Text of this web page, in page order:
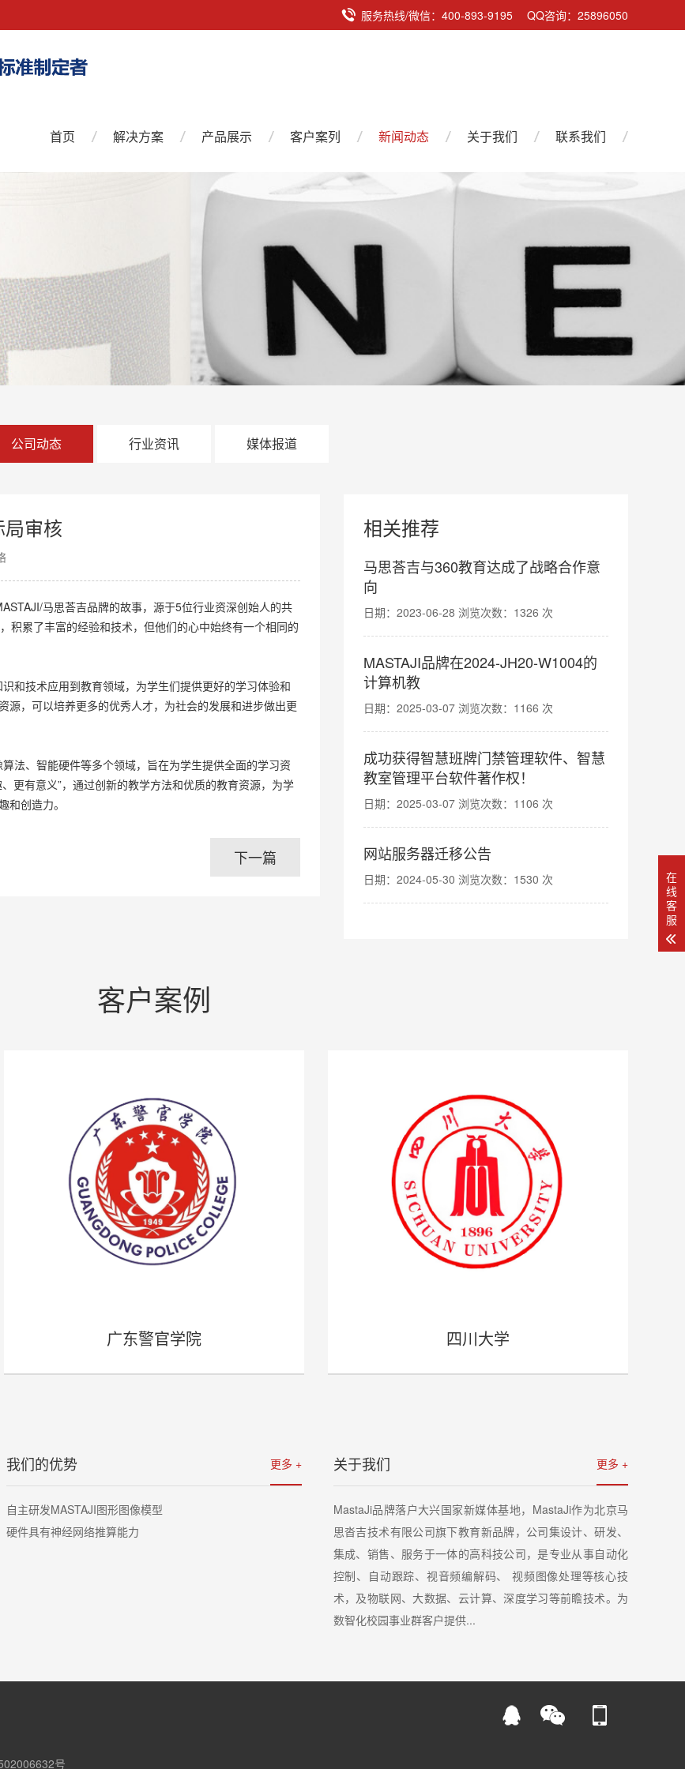
服务热线/微信：400-893-9195 QQ咨询：25896050
首页 解决方案 产品展示 客户案列 新闻动态 关于我们 联系我们
公司动态 行业资讯 媒体报道
相关推荐
马思荅吉与360教育达成了战略合作意
向
日期：2023-06-28 浏览次数：1326 次
MASTAJI品牌在2024-JH20-W1004的
计算机教
日期：2025-03-07 浏览次数：1166 次
成功获得智慧班牌门禁管理软件、智慧
教室管理平台软件著作权！
日期：2025-03-07 浏览次数：1106 次
网站服务器迁移公告
日期：2024-05-30 浏览次数：1530 次
审核
马思荅吉品牌的故事，源于5位行业资深创始人的共
积累了丰富的经验和技术，但他们的心中始终有一个相同的
和技术应用到教育领域，为学生们提供更好的学习体验和
，可以培养更多的优秀人才，为社会的发展和进步做出更
法、智能硬件等多个领域，旨在为学生提供全面的学习资
更有意义”，通过创新的教学方法和优质的教育资源，为学
创造力。
下一篇
客户案例
详情
广东警官学院
详情
四川大学
更多 +
我们的优势
自主研发MASTAJI图形图像模型
硬件具有神经网络推算能力
更多 +
关于我们
MastaJi品牌落户大兴国家新媒体基地，MastaJi作为北京马
思沓吉技术有限公司旗下教育新品牌，公司集设计、研发、
集成、销售、服务于一体的高科技公司，是专业从事自动化
控制、自动跟踪、视音频编解码、 视频图像处理等核心技
术，及物联网、大数据、云计算、深度学习等前瞻技术。为
数智化校园事业群客户提供...
号
在
线
客
服